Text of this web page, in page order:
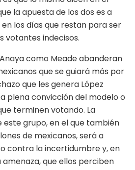
la apuesta de los dos es a
los días que restan para ser
votantes indecisos.
como Meade abanderan
que se guiará más por
que les genera López
plena convicción del modelo o
terminen votando. La
grupo, en el que también
de mexicanos, será a
contra la incertidumbre y, en
que ellos perciben